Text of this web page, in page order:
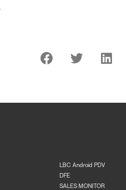
LBC Android PDV
DFE
SALES MONITOR